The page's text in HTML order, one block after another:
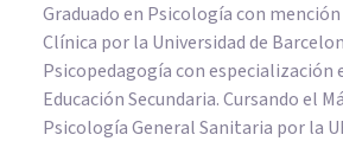
Graduado en Psicología con
Clínica por la Universidad de
Psicopedagogía con especialización
Educación Secundaria. Cursando el
Psicología General Sanitaria por la